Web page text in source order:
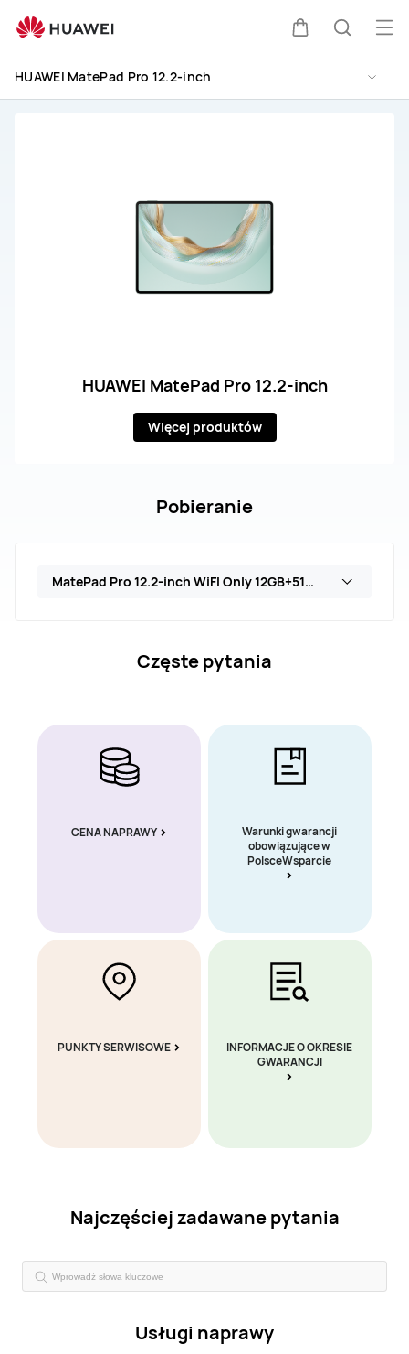
HUAWEI
Pro
12.2-
HUAWEI MatePad Pro 12.2-inch
HUAWEI MatePad Pro 12.2-inch
Więcej produktów
Pobieranie
MatePad Pro 12.2-inch WiFI Only 12GB+512GB inbox US keyboard (MRDI-W09)
Częste pytania
CENA NAPRAWY
Warunki gwarancji
obowiązujące w
PolsceWsparcie
PUNKTY SERWISOWE
INFORMACJE O OKRESIE
GWARANCJI
Najczęściej zadawane pytania
Usługi naprawy